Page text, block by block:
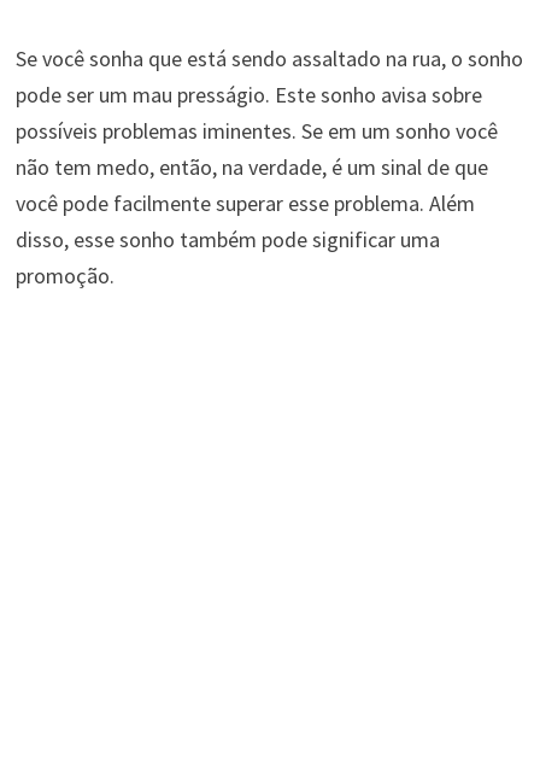
Se você sonha que está sendo assaltado na rua, o sonho
pode ser um mau presságio. Este sonho avisa sobre
possíveis problemas iminentes. Se em um sonho você
não tem medo, então, na verdade, é um sinal de que
você pode facilmente superar esse problema. Além
disso, esse sonho também pode significar uma
promoção.